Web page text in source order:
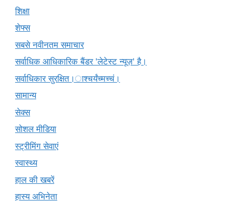
शिक्षा
शेफ्स
सबसे नवीनतम समाचार
सर्वाधिक आधिकारिक बैंडर 'लेटेस्ट न्यूज़' है।
सर्वाधिकार सुरक्षित।ाश्चर्यंच्मच्चं।
सामान्य
सेक्स
सोशल मीडिया
स्ट्रीमिंग सेवाएं
स्वास्थ्य
हाल की खबरें
हास्य अभिनेता